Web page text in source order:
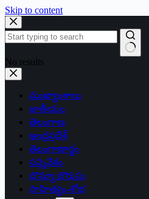
Skip to content
No results
ముఖ్యాంశాలు
జాతీయం
తెలంగాణ
ఆంధ్రప్రదేశ్
తెలంగాణార్థం
సన్నివేశం
బొమ్మా బొరుసు
సాహిత్యం-శోభ